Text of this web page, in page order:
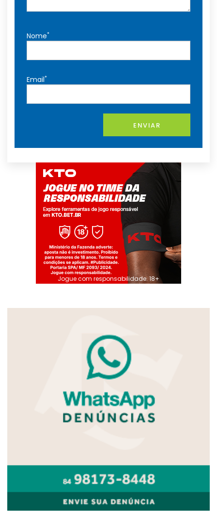
Nome*
Email*
ENVIAR
Jogue com responsabilidade. 18+